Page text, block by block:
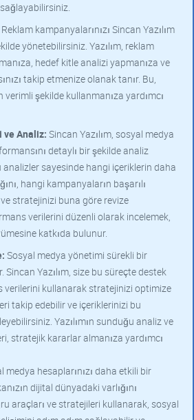
Reklam kampanyalarınızı Sincan Yazılım
yönetebilirsiniz. Yazılım, reklam
hedef kitle analizi yapmanıza ve
takip etmenize olanak tanır. Bu,
şekilde kullanmanıza yardımcı
ve Analiz: Sincan Yazılım, sosyal medya
detaylı bir şekilde analiz
analizler sayesinde hangi içeriklerin daha
hangi kampanyaların başarılı
stratejinizi buna göre revize
verilerini düzenli olarak incelemek,
katkıda bulunur.
Sosyal medya yönetimi sürekli bir
Sincan Yazılım, size bu süreçte destek
verilerini kullanarak stratejinizi optimize
takip edebilir ve içeriklerinizi bu
Yazılımın sunduğu analiz ve
stratejik kararlar almanıza yardımcı
medya hesaplarınızı daha etkili bir
dijital dünyadaki varlığını
araçları ve stratejileri kullanarak, sosyal